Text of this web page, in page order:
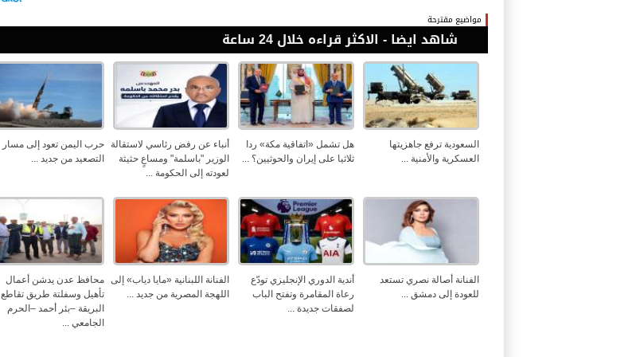
مواضيع مقترحة
شاهد ايضا - الاكثر قراءه خلال 24 ساعة
السعودية ترفع جاهزيتها
العسكرية والأمنية ...
هل تشمل «اتفاقية مكة» ردا
ثلاثيا على إيران والحوثيين؟ ...
أنباء عن رفض رئاسي لاستقالة
الوزير "باسلمة" ومساعٍ حثيثة
لعودته إلى الحكومة ...
حرب اليمن تعود إلى مسار
التصعيد من جديد ...
الفنانة أصالة نصري تستعد
للعودة إلى دمشق ...
أندية الدوري الإنجليزي تودّع
رعاة المقامرة وتفتح الباب
لصفقات جديدة ...
الفنانة اللبنانية «مايا دياب» إلى
اللهجة المصرية من جديد ...
محافظ عدن يدشن أعمال
تأهيل وسفلتة طريق تقاطع
البريقة –بئر أحمد –الحرم
الجامعي ...